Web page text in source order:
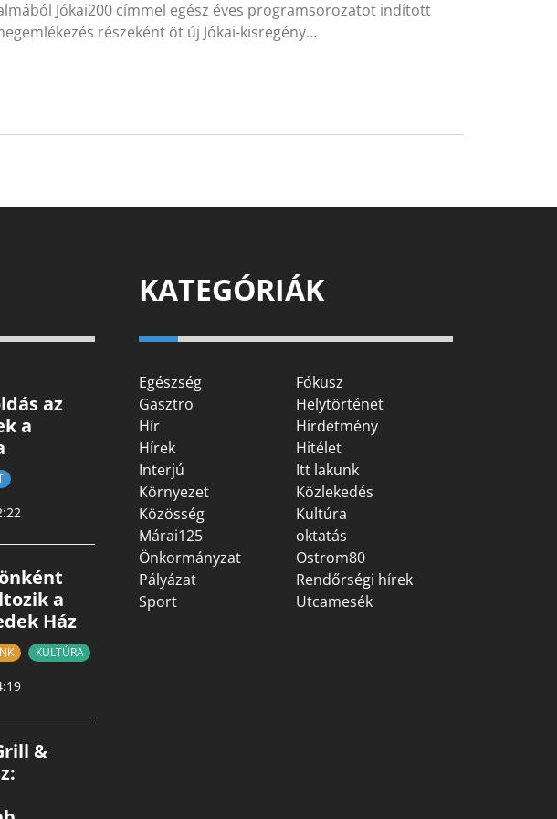
Jókai200 címmel egész éves programsorozatot indított
részeként öt új Jókai-kisregény…
az
a
a
Ház
KULTÚRA
&
KATEGÓRIÁK
Egészség
Fókusz
Gasztro
Helytörténet
Hír
Hirdetmény
Hírek
Hitélet
Interjú
Itt lakunk
Környezet
Közlekedés
Közösség
Kultúra
Márai125
oktatás
Önkormányzat
Ostrom80
Pályázat
Rendőrségi hírek
Sport
Utcamesék